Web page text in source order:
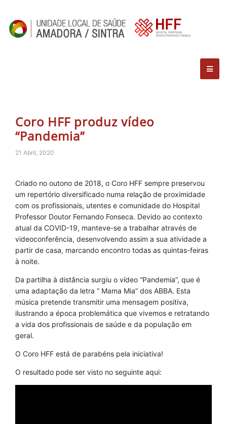
Coro HFF produz vídeo
“Pandemia”
21 Abril, 2020
Criado no outono de 2018, o Coro HFF sempre preservou
um repertório diversificado numa relação de proximidade
com os profissionais, utentes e comunidade do Hospital
Professor Doutor Fernando Fonseca. Devido ao contexto
atual da COVID-19, manteve-se a trabalhar através de
videoconferência, desenvolvendo assim a sua atividade a
partir de casa, marcando encontro todas as quintas-feiras
à noite.
Da partilha à distância surgiu o vídeo “Pandemia”, que é
uma adaptação da letra “ Mama Mia” dos ABBA. Esta
música pretende transmitir uma mensagem positiva,
ilustrando a época problemática que vivemos e retratando
a vida dos profissionais de saúde e da população em
geral.
O Coro HFF está de parabéns pela iniciativa!
O resultado pode ser visto no seguinte aqui: